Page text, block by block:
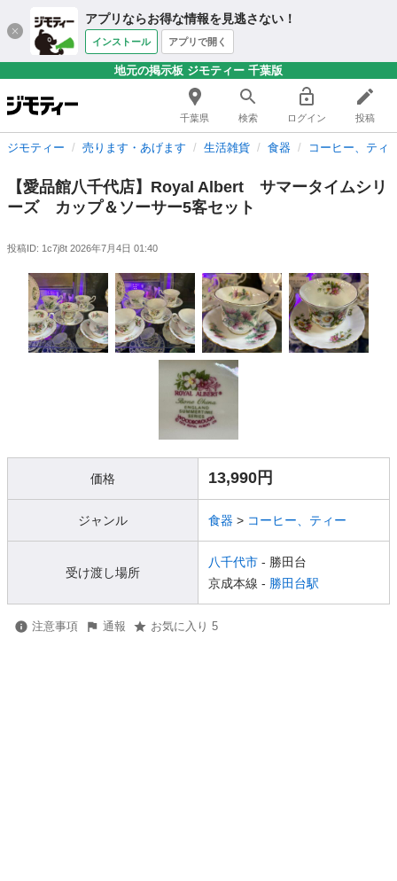
アプリならお得な情報を見逃さない！
インストール アプリで開く
地元の掲示板 ジモティー 千葉版
千葉県 検索 ログイン 投稿
ジモティー 売ります・あげます 生活雑貨 食器 コーヒー、ティ
【愛品館八千代店】Royal Albert サマータイムシリ
ーズ カップ＆ソーサー5客セット
投稿ID: 1c7j8t 2026年7月4日 01:40
価格 13,990円
ジャンル 食器 > コーヒー、ティー
受け渡し場所
八千代市 - 勝田台
京成本線 - 勝田台駅
注意事項 通報 お気に入り 5